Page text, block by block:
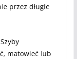
przez długie
matowieć lub